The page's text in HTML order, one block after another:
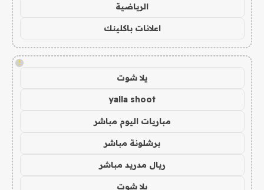
الرياضية
اعلانات باكلينك
!
يلا شوت
yalla shoot
مباريات اليوم مباشر
برشلونة مباشر
ريال مدريد مباشر
يلا شوت